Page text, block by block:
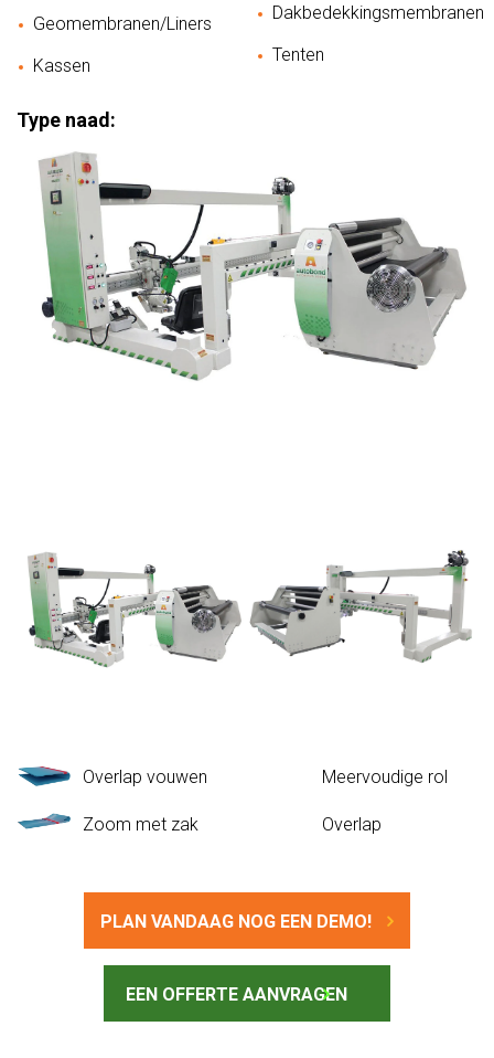
PLAN VANDAAG NOG EEN DEMO!
EEN OFFERTE AANVRAGEN
Geomembranen/Liners
Kassen
Dakbedekkingsmembranen
Tenten
Type naad:
Overlap vouwen
Zoom met zak
Meervoudige rol
Overlap